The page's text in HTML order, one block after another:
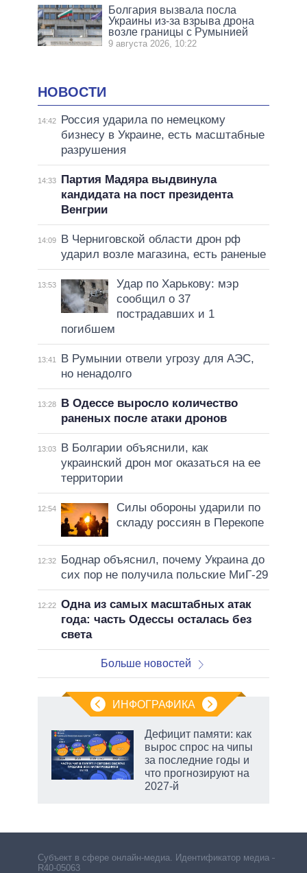
Болгария вызвала посла
Украины из-за взрыва дрона
возле границы с Румынией
9 августа 2026, 10:22
НОВОСТИ
14:42
Россия ударила по немецкому
бизнесу в Украине, есть масштабные
разрушения
14:33
Партия Мадяра выдвинула
кандидата на пост президента
Венгрии
14:09
В Черниговской области дрон рф
ударил возле магазина, есть раненые
13:53
Удар по Харькову: мэр
сообщил о 37
пострадавших и 1
погибшем
13:41
В Румынии отвели угрозу для АЭС,
но ненадолго
13:28
В Одессе выросло количество
раненых после атаки дронов
13:03
В Болгарии объяснили, как
украинский дрон мог оказаться на ее
территории
12:54
Силы обороны ударили по
складу россиян в Перекопе
12:32
Боднар объяснил, почему Украина до
сих пор не получила польские МиГ-29
12:22 Одна из самых масштабных атак
года: часть Одессы осталась без
света
Больше новостей
ИНФОГРАФИКА
Дефицит памяти: как
вырос спрос на чипы
за последние годы и
что прогнозируют на
2027-й
Субъект в сфере онлайн-медиа. Идентификатор медиа –
R40-05063